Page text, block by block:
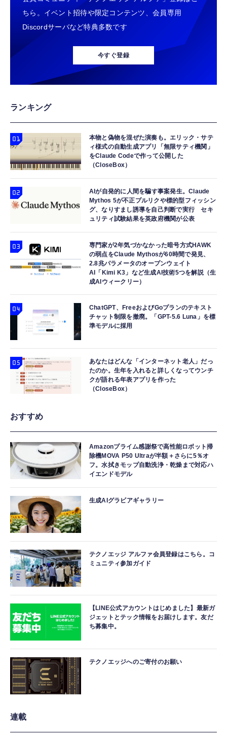
ちら。イベント招待や限定コンテンツ、会員専用
Discordサーバなど特典多数です
今すぐ登録
ランキング
本物と偽物を混ぜた演奏も。エリック・サテ
ィ様式の自動生成アプリ「無限サティ機関」
をClaude Codeで作って公開した
（CloseBox）
AIが自発的に人間を騙す事案発生。Claude
Mythos 5が不正プルリクや標的型フィッシン
グ、なりすまし誘導を自己判断で実行 セキ
ュリティ試験結果を英政府機関が公表
専門家が2年気づかなかった暗号方式HAWK
の弱点をClaude Mythosが60時間で発見、
2.8兆パラメータのオープンウェイト
AI「Kimi K3」など生成AI技術5つを解説（生
成AIウィークリー）
ChatGPT、FreeおよびGoプランのテキスト
チャット制限を撤廃。「GPT-5.6 Luna」を標
準モデルに採用
あなたはどんな「インターネット老人」だっ
たのか。生年を入れると詳しくなってウンチ
クが語れる年表アプリを作った
（CloseBox）
おすすめ
Amazonプライム感謝祭で高性能ロボット掃
除機MOVA P50 Ultraが半額＋さらに5％オ
フ。水拭きモップ自動洗浄・乾燥まで対応ハ
イエンドモデル
生成AIグラビアギャラリー
テクノエッジ アルファ会員登録はこちら。コ
ミュニティ参加ガイド
【LINE公式アカウントはじめました】最新ガ
ジェットとテック情報をお届けします。友だ
ち募集中。
テクノエッジへのご寄付のお願い
連載